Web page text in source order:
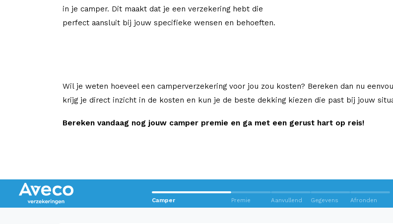
in je camper. Dit maakt dat je een verzekering hebt die
perfect aansluit bij jouw specifieke wensen en behoeften.
Wil je weten hoeveel een camperverzekering voor jou zou kosten? Bereken dan nu
krijg je direct inzicht in de kosten en kun je de beste dekking kiezen die past bij jouw
Bereken vandaag nog jouw camper premie en ga met een gerust hart op reis!
Camper Premie Aanvullend Gegevens Afronden